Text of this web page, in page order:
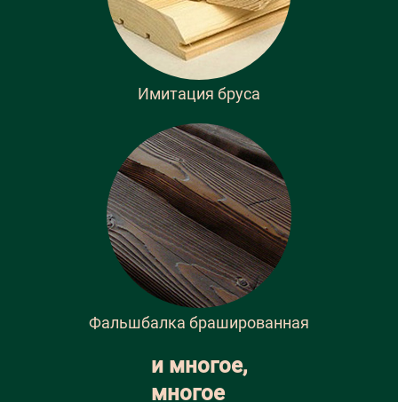
Имитация бруса
Фальшбалка брашированная
и многое,
многое